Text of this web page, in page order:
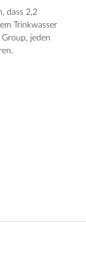
dass 2,2
Trinkwasser
jeden